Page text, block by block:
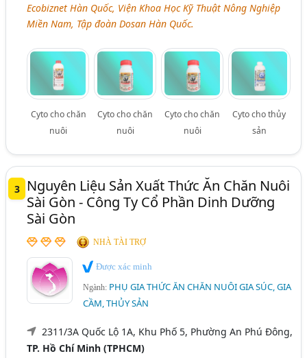
Ecobiznet Hàn Quốc, Viện Khoa Học Kỹ Thuật Nông Nghiệp
Miền Nam, Tập đoàn Dosan Hàn Quốc.
Cyto cho chăn
nuôi
Cyto cho chăn
nuôi
Cyto cho chăn
nuôi
Cyto cho thủy
sản
3
Nguyên Liệu Sản Xuất Thức Ăn Chăn Nuôi
Sài Gòn - Công Ty Cổ Phần Dinh Dưỡng
Sài Gòn
NHÀ TÀI TRỢ
Được xác minh
Ngành: PHỤ GIA THỨC ĂN CHĂN NUÔI GIA SÚC, GIA
CẦM, THỦY SẢN
2311/3A Quốc Lộ 1A, Khu Phố 5, Phường An Phú Đông,
TP. Hồ Chí Minh (TPHCM)